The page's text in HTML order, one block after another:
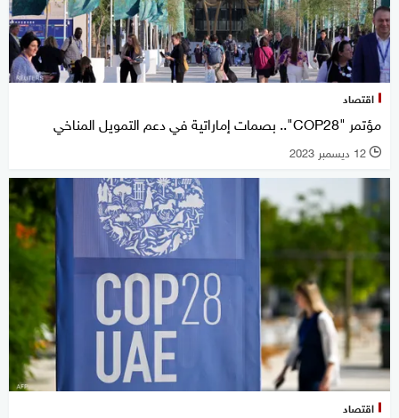
اقتصاد
مؤتمر "COP28".. بصمات إماراتية في دعم التمويل المناخي
l 12 ديسمبر 2023
اقتصاد